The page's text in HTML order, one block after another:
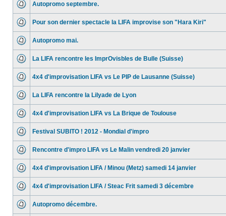
Autopromo septembre.
Pour son dernier spectacle la LIFA improvise son "Hara Kiri"
Autopromo mai.
La LIFA rencontre les ImprOvisbles de Bulle (Suisse)
4x4 d'improvisation LIFA vs Le PIP de Lausanne (Suisse)
La LIFA rencontre la Lilyade de Lyon
4x4 d'improvisation LIFA vs La Brique de Toulouse
Festival SUBITO ! 2012 - Mondial d'impro
Rencontre d'impro LIFA vs Le Malin vendredi 20 janvier
4x4 d'improvisation LIFA / Minou (Metz) samedi 14 janvier
4x4 d'improvisation LIFA / Steac Frit samedi 3 décembre
Autopromo décembre.